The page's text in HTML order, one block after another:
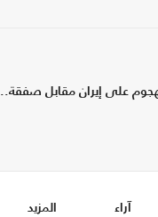
على إيران مقابل صفقة..
آراء المزيد